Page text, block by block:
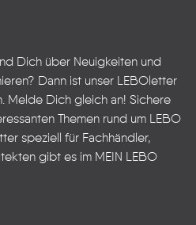
Dich über Neuigkeiten und
Dann ist unser LEBOletter
Melde Dich gleich an! Sichere
Themen rund um LEBO
speziell für Fachhändler,
gibt es im MEIN LEBO